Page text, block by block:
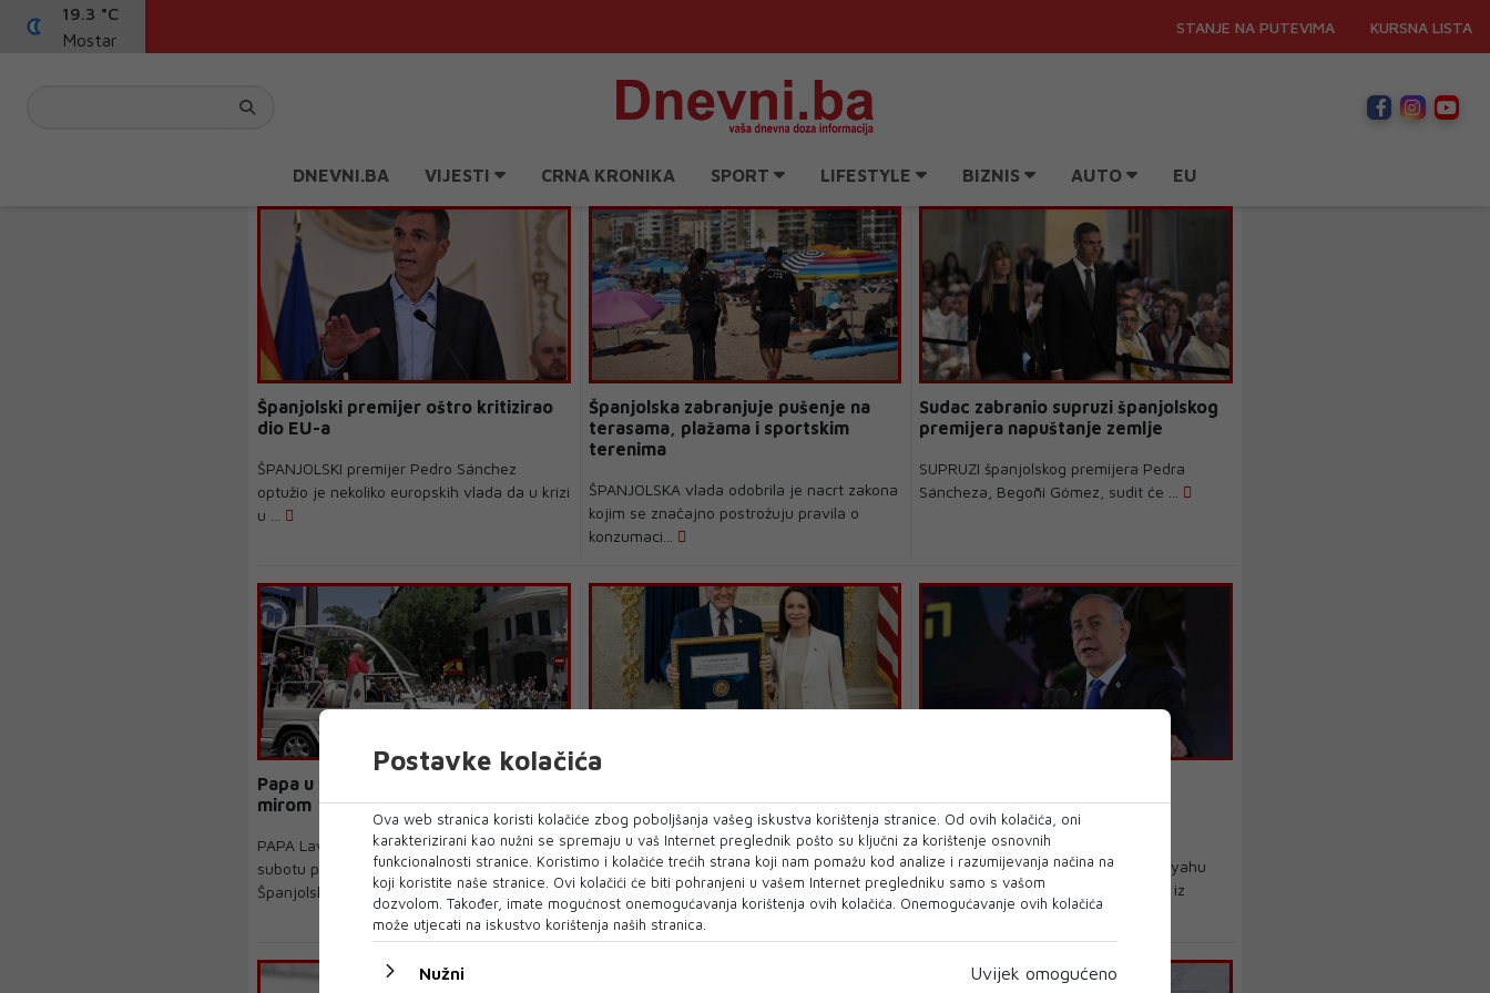
19.3 °C
Mostar
STANJE NA PUTEVIMA KURSNA LISTA
DNEVNI.BA VIJESTI CRNA KRONIKA SPORT LIFESTYLE BIZNIS AUTO EU
Španjolski premijer oštro kritizirao
dio EU-a
ŠPANJOLSKI premijer Pedro Sánchez
optužio je nekoliko europskih vlada da u krizi
u ...
Španjolska zabranjuje pušenje na
terasama, plažama i sportskim
terenima
ŠPANJOLSKA vlada odobrila je nacrt zakona
kojim se značajno postrožuju pravila o
konzumaci...
Sudac zabranio supruzi španjolskog
premijera napuštanje zemlje
SUPRUZI španjolskog premijera Pedra
Sáncheza, Begoñi Gómez, sudit će ...
Papa u Španjolskoj: Svijet vapi za
mirom
PAPA Lav u snažnom je govoru kojim je u
subotu počeo jednotjedni boravak u
Španjolskoj poz...
sastati se sa španjolskim
premijerom
lidera svjetske ljevice koji se ovog vikenda
održava u Barceloni u organizaciji
španjolske...
Španjolskoj: "Neću tolerirati
licemjerje i neprijateljstvo"
IZRAELSKI premijer Benjamin Netanyahu
objavio je da je isključio Španjolsku iz
Civilno-voj...
Postavke kolačića
Ova web stranica koristi kolačiće zbog poboljšanja vašeg iskustva korištenja stranice. Od ovih kolačića, oni
karakterizirani kao nužni se spremaju u vaš Internet preglednik pošto su ključni za korištenje osnovnih
funkcionalnosti stranice. Koristimo i kolačiće trećih strana koji nam pomažu kod analize i razumijevanja načina na
koji koristite naše stranice. Ovi kolačići će biti pohranjeni u vašem Internet pregledniku samo s vašom
dozvolom. Također, imate mogućnost onemogućavanja korištenja ovih kolačića. Onemogućavanje ovih kolačića
može utjecati na iskustvo korištenja naših stranica.
Nužni Uvijek omogućeno